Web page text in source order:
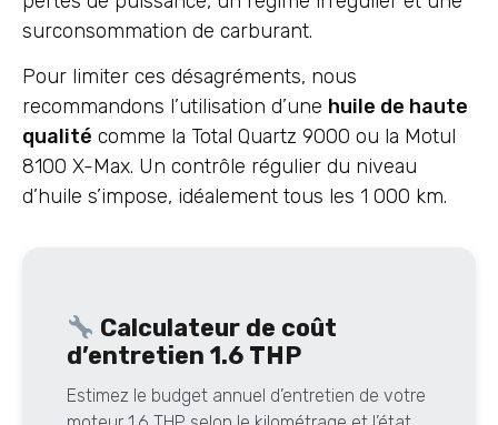
surconsommation de carburant.
Pour limiter ces désagréments, nous
recommandons l’utilisation d’une huile de haute
qualité comme la Total Quartz 9000 ou la Motul
8100 X-Max. Un contrôle régulier du niveau
d’huile s’impose, idéalement tous les 1 000 km.
Calculateur de coût
d’entretien 1.6 THP
Estimez le budget annuel d’entretien de votre